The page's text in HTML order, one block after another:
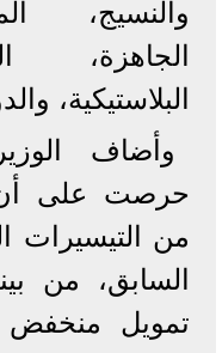
والنسيج،
الجاهزة،
البلاستيكية،
وأضاف
حرصت على
من التيسيرات
السابق، من